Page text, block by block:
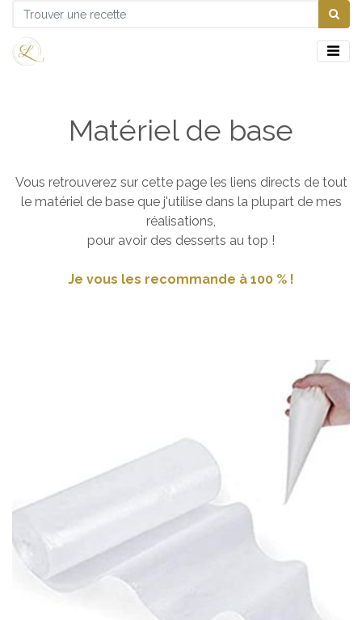
Matériel de base
Vous retrouverez sur cette page les liens directs de tout
le matériel de base que j'utilise dans la plupart de mes
réalisations,
pour avoir des desserts au top !
Je vous les recommande à 100 % !